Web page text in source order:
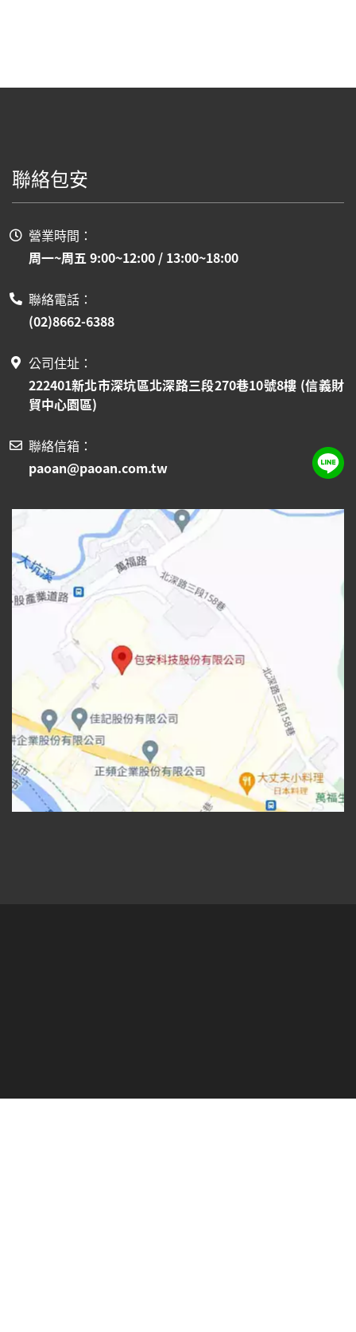
聯絡包安
營業時間：
周一~周五 9:00~12:00 / 13:00~18:00
聯絡電話：
(02)8662-6388
公司住址：
222401新北市深坑區北深路三段270巷10號8樓 (信義財
貿中心園區)
聯絡信箱：
paoan@paoan.com.tw